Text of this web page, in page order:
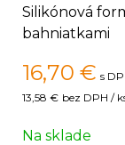
Silikónová
bahniatkami
16,70 € s
13,58 € bez DPH /
Na sklade